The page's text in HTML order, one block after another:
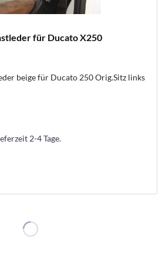
für Ducato X250
beige für Ducato 250 Orig.Sitz links
2-4 Tage.